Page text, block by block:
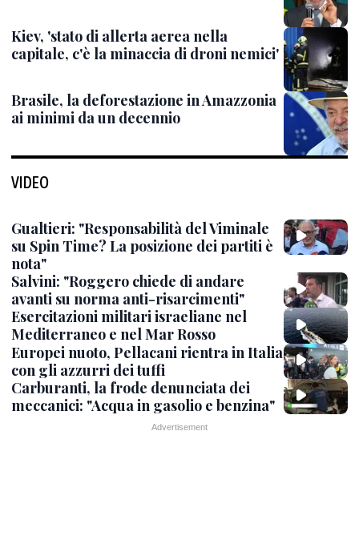
Kiev, 'stato di allerta aerea nella
capitale, c'è la minaccia di droni nemici'
Brasile, la deforestazione in Amazzonia
ai minimi da un decennio
VIDEO
Gualtieri: "Responsabilità del Viminale
su Spin Time? La posizione dei partiti è
nota"
Salvini: "Roggero chiede di andare
avanti su norma anti-risarcimenti"
Esercitazioni militari israeliane nel
Mediterraneo e nel Mar Rosso
Europei nuoto, Pellacani rientra in Italia
con gli azzurri dei tuffi
Carburanti, la frode denunciata dei
meccanici: "Acqua in gasolio e benzina"